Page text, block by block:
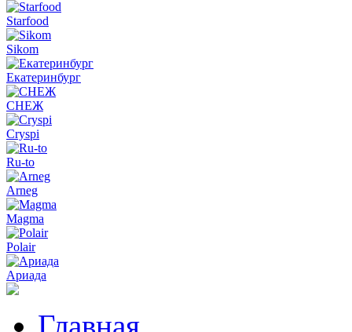
Starfood
Sikom
Екатеринбург
СНЕЖ
Cryspi
Ru-to
Arneg
Magma
Polair
Ариада
Главная